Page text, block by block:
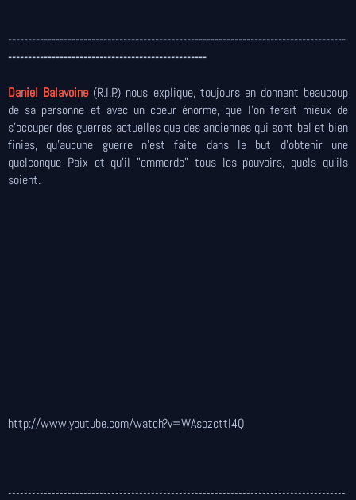
-------------------------------------------------------------------------------------
--------------------------------------------------
Daniel Balavoine (R.I.P.) nous explique, toujours en donnant beaucoup
de sa personne et avec un coeur énorme, que l'on ferait mieux de
s'occuper des guerres actuelles que des anciennes qui sont bel et bien
finies, qu'aucune guerre n'est faite dans le but d'obtenir une
quelconque Paix et qu'il "emmerde" tous les pouvoirs, quels qu'ils
soient.
http://www.youtube.com/watch?v=WAsbzcttl4Q
-------------------------------------------------------------------------------------